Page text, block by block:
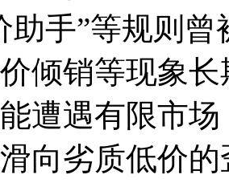
助手”等规则
倾销等现象
遭遇有限市
向劣质低价的